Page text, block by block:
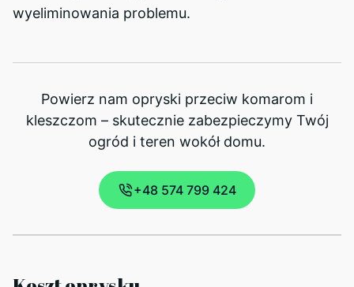
wyeliminowania problemu.
Powierz nam opryski przeciw komarom i
kleszczom – skutecznie zabezpieczymy Twój
ogród i teren wokół domu.
+48 574 799 424